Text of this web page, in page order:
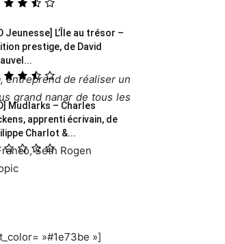
entreprend de réaliser un
grand nanar de tous les
Seth Rogen
»#1e73be »]
Jeunesse] L’Île au trésor –
prestige, de David
Mudlarks – Charles
apprenti écrivain, de
Charlot &...